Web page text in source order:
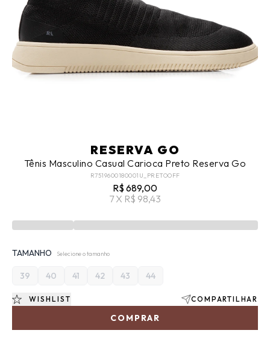
RESERVA GO
Tênis Masculino Casual Carioca Preto Reserva Go
R7519600180001U_PRETOOFF
R$ 689,00
7 X R$ 98,43
TAMANHO Selecione o tamanho
39 40 41 42 43 44
COMPRAR
WISHLIST COMPARTILHAR